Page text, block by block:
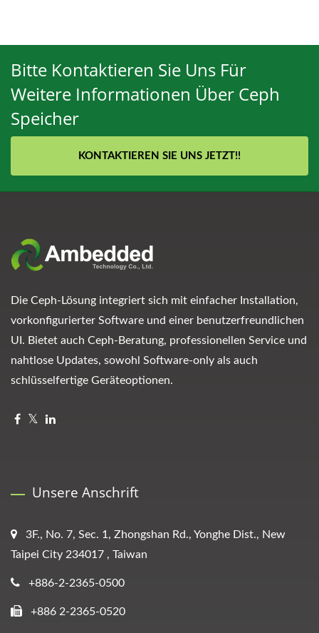
Bitte Kontaktieren Sie Uns Für
Weitere Informationen Über Ceph
Speicher
KONTAKTIEREN SIE UNS JETZT!!
Die Ceph-Lösung integriert sich mit einfacher Installation,
vorkonfigurierter Software und einer benutzerfreundlichen
UI. Bietet auch Ceph-Beratung, professionellen Service und
nahtlose Updates, sowohl Software-only als auch
schlüsselfertige Geräteoptionen.
Unsere Anschrift
3F., No. 7, Sec. 1, Zhongshan Rd., Yonghe Dist., New
Taipei City 234017 , Taiwan
+886-2-2365-0500
+886 2-2365-0520